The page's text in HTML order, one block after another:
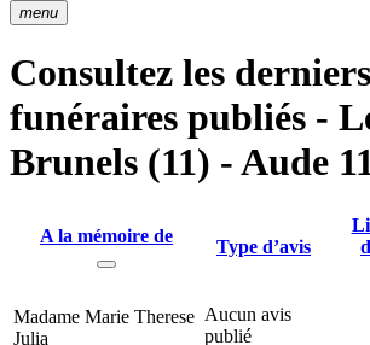
menu
Consultez les
funéraires publiés -
Brunels (11) - Aude
A la mémoire de
Type d’avis
Madame Marie Therese
Julia
Aucun avis
publié